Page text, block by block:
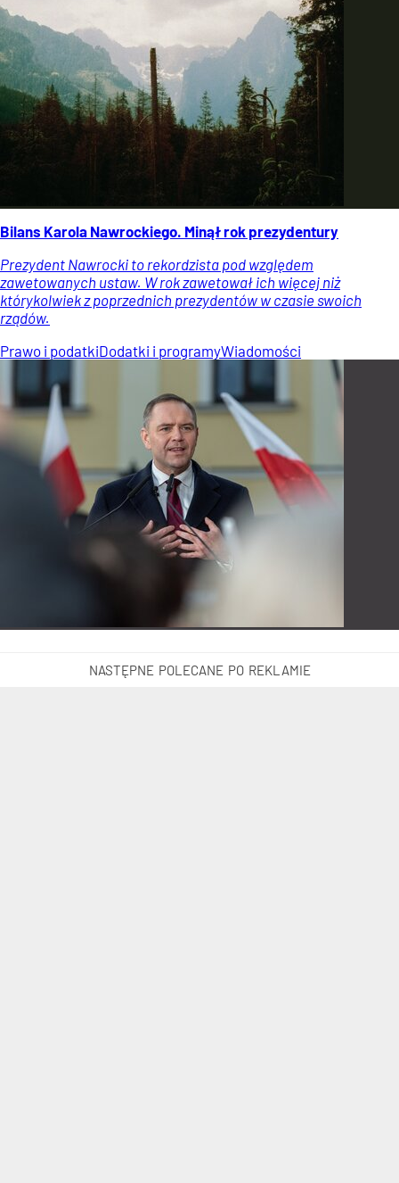
Bilans Karola Nawrockiego. Minął rok prezydentury
Prezydent Nawrocki to rekordzista pod względem
zawetowanych ustaw. W rok zawetował ich więcej niż
którykolwiek z poprzednich prezydentów w czasie swoich
rządów.
Prawo i podatkiDodatki i programyWiadomości